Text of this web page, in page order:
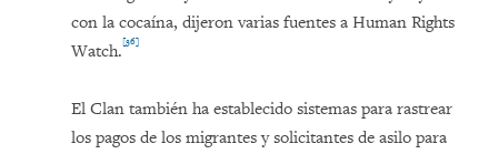
con la cocaína, dijeron varias fuentes a Human Rights
Watch.[36]
El Clan también ha establecido sistemas para rastrear
los pagos de los migrantes y solicitantes de asilo para